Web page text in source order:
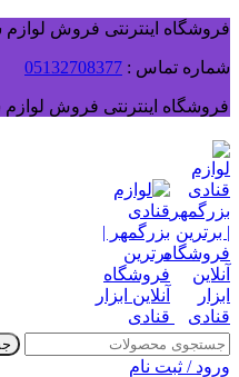
فروشگاه اینترنتی فروش
شماره تماس : 05132708377
فروشگاه اینترنتی فروش
ورود / ثبت نام